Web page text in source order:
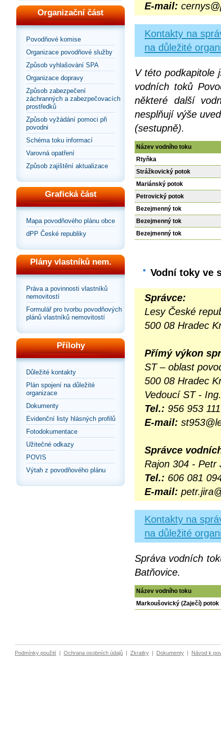
Organizační část
Povodňové komise
Organizace povodňové služby
Způsob vyhlašování SPA
Organizace dopravy
Způsob zabezpečení
záchranných a zabezpečovacích
prostředků
Způsob vyžádání pomoci při
povodni
Schéma toku informací
Varovná opatření
Způsob zajištění aktualizace
Grafická část
Mapa povodňového plánu obce
dPP České republiky
Plány vlastníků nem.
Práva a povinnosti vlastníků
nemovitostí
Formulář pro tvorbu povodňových
plánů vlastníků nemovitostí
Přílohy
Důležité kontakty
Plán spojení na důležité
organizace
Dokumenty
Evidenční listy hlásných profilů
Fotodokumentace
Užitečné odkazy
POVIS
Výtah z povodňového plánu
E-mail:
Kontakty na
na důležité
V této podkapitole
vodních toků
některé další
nesplňují výše
(sestupně).
Název vodního toku
Rtyňka
Strážkovický potok
Mariánský potok
Petrovický potok
Bezejmenný tok
Bezejmenný tok
Bezejmenný tok
Vodní toky ve
Správce:
Lesy České
500 08 Hradec
Přímý výkon
ST – oblast
500 08 Hradec
Vedoucí ST -
Tel.: 956 953 111
E-mail:
Správce
Rajon 304 - Petr
Tel.: 606 081
E-mail:
Kontakty na
na důležité
Správa vodních
Batňovice.
Název vodního toku
Markoušovický (Zaječí) potok
Podmínky použití | Ochrana osobních údajů | Zkratky | Dokumenty | Návod k